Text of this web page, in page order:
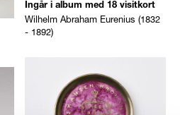
Ingår i album med 18 visitkort
Wilhelm Abraham Eurenius (1832
- 1892)